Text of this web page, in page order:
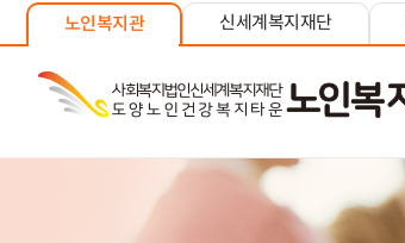
노인복지관 신세계복지재단